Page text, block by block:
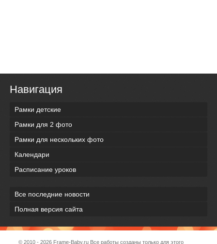
Навигация
Рамки детские
Рамки для 2 фото
Рамки для нескольких фото
Календари
Расписание уроков
Все последние новости
Полная версия сайта
© 2010 - 2026 Frame-Baby.ru Все работы созданы только для этого